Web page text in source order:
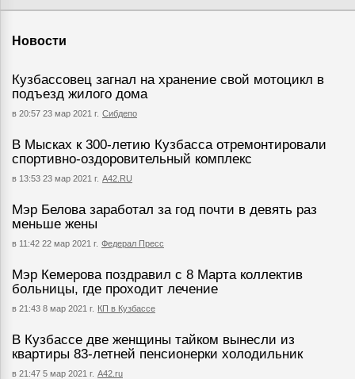
Новости
Кузбассовец загнал на хранение свой мотоцикл в
подъезд жилого дома
в 20:57 23 мар 2021 г. Сибдепо
В Мысках к 300-летию Кузбасса отремонтировали
спортивно-оздоровительный комплекс
в 13:53 23 мар 2021 г. А42.RU
Мэр Белова заработал за год почти в девять раз
меньше жены
в 11:42 22 мар 2021 г. Федерал Пресс
Мэр Кемерова поздравил с 8 Марта коллектив
больницы, где проходит лечение
в 21:43 8 мар 2021 г. КП в Кузбассе
В Кузбассе две женщины тайком вынесли из
квартиры 83-летней пенсионерки холодильник
в 21:47 5 мар 2021 г. А42.ru